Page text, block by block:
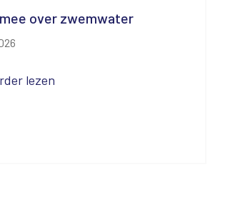
over zwemwater
lezen